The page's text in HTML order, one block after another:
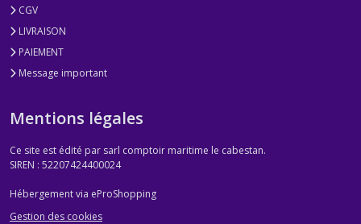
CGV
LIVRAISON
PAIEMENT
Message important
Mentions légales
Ce site est édité par sarl comptoir maritime le cabestan.
SIREN : 52207424400024
Hébergement via eProShopping
Gestion des cookies